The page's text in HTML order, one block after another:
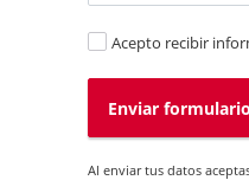
Acepto recibir
Enviar formulario
Al enviar tus datos